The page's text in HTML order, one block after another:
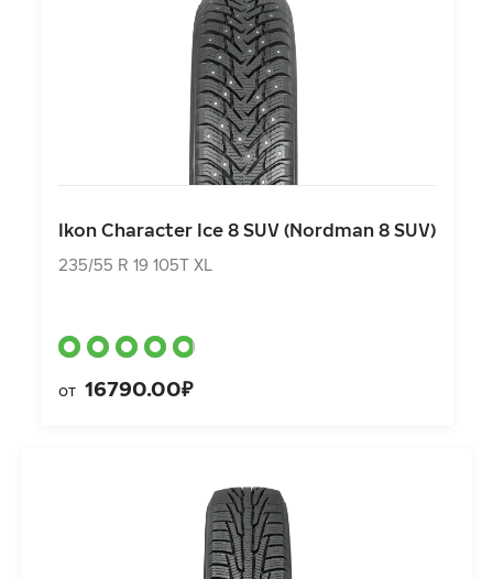
Ikon Character Ice 8 SUV (Nordman 8 SUV)
235/55 R 19 105T XL
от 16790.00₽
Ikon Character Ice 8 SUV (Nordman 8 SUV)
235/55 R 19 105T XL
от16790.00₽